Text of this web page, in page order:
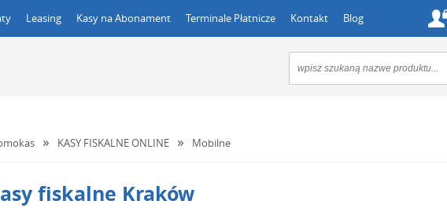
Leasing Kasy na Abonament Terminale Płatnicze Kontakt Blog
KASY FISKALNE ONLINE Mobilne
fiskalne Kraków